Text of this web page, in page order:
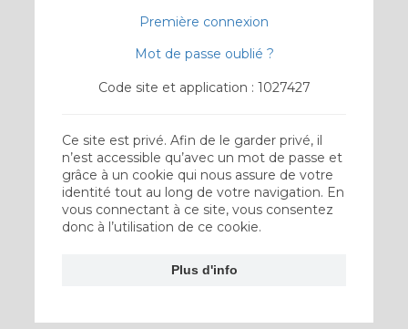
Première connexion
Mot de passe oublié ?
Code site et application : 1027427
Ce site est privé. Afin de le garder privé, il
n’est accessible qu’avec un mot de passe et
grâce à un cookie qui nous assure de votre
identité tout au long de votre navigation. En
vous connectant à ce site, vous consentez
donc à l’utilisation de ce cookie.
Plus d'info